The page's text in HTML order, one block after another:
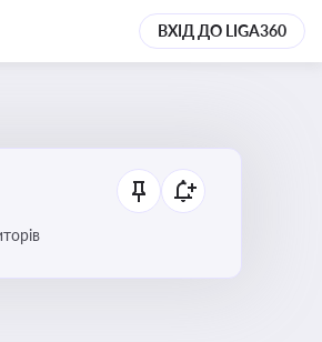
ВХІД ДО LIGA360